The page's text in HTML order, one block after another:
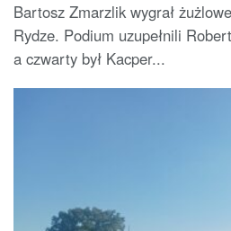
Bartosz Zmarzlik wygrał
Rydze. Podium uzupełnili
a czwarty był Kacper...